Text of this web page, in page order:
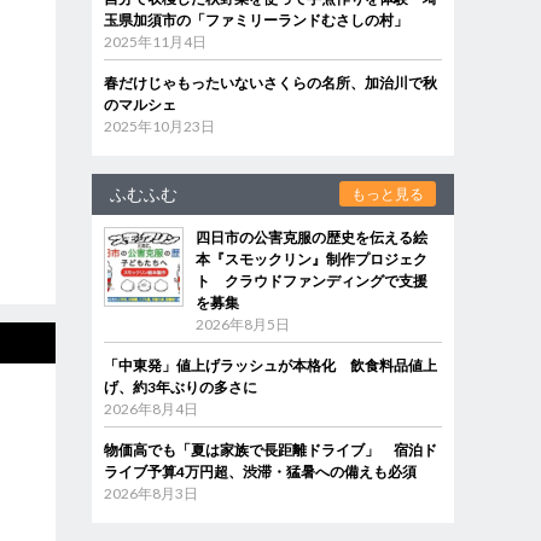
玉県加須市の「ファミリーランドむさしの村」
2025年11月4日
春だけじゃもったいないさくらの名所、加治川で秋
のマルシェ
2025年10月23日
ふむふむ もっと見る
四日市の公害克服の歴史を伝える絵
本『スモックリン』制作プロジェク
ト クラウドファンディングで支援
を募集
2026年8月5日
「中東発」値上げラッシュが本格化 飲食料品値上
げ、約3年ぶりの多さに
2026年8月4日
物価高でも「夏は家族で長距離ドライブ」 宿泊ド
ライブ予算4万円超、渋滞・猛暑への備えも必須
2026年8月3日